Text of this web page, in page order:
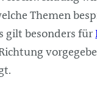
Themen
gilt besonders für